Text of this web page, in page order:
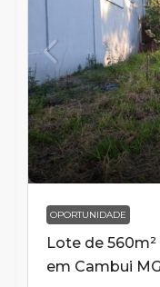
OPORTUNIDADE
Lote de
em Cambui MG